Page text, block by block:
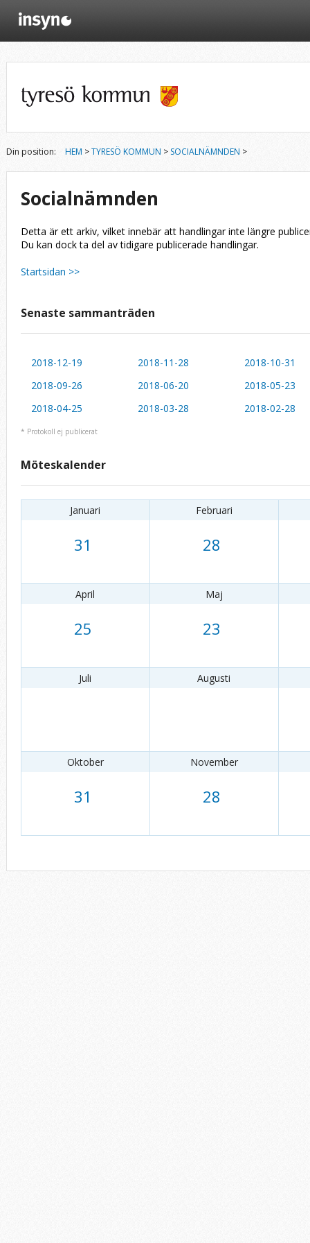
Din position: HEM >TYRESÖ KOMMUN > SOCIALNÄMNDEN >
Socialnämnden
Detta är ett arkiv, vilket innebär att handlingar inte längre
Du kan dock ta del av tidigare publicerade handlingar.
Startsidan >>
Senaste sammanträden
2018-12-19 2018-11-28
2018-10-31
2018-09-26
2018-06-20
2018-05-23
2018-04-25
2018-03-28 2018-02-28
* Protokoll ej publicerat
Möteskalender
Januari
31
Februari
28
April
25
Maj
23
Juli Augusti
Oktober
31
November
28